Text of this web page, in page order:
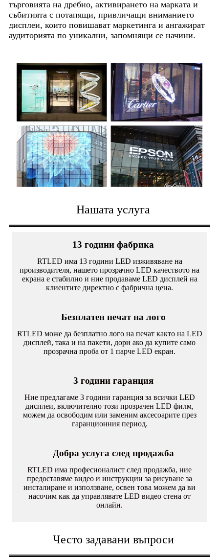
търговията на дребно, активирането на марката и
събитията с потапящи, привличащи вниманието
дисплеи, които повишават маркетинга и ангажират
аудиторията по уникални, запомнящи се начини.
Нашата услуга
13 години фабрика
RTLED има 13 години LED изживяване на
производителя, нашето прозрачно LED качеството на
екрана е стабилно и ние продаваме LED дисплей на
клиентите директно с фабрична цена.
Безплатен печат на лого
RTLED може да безплатно лого на печат както на LED
дисплей, така и на пакети, дори ако да купите само
прозрачна проба от 1 парче LED екран.
3 години гаранция
Ние предлагаме 3 години гаранция за всички LED
дисплеи, включително този прозрачен LED филм,
можем да освободим или заменим аксесоарите през
гаранционния период.
Добра услуга след продажба
RTLED има професионалист след продажба, ние
предоставяме видео и инструкции за рисуване за
инсталиране и използване, освен това можем да ви
насочим как да управлявате LED видео стена от
онлайн.
Често задавани въпроси